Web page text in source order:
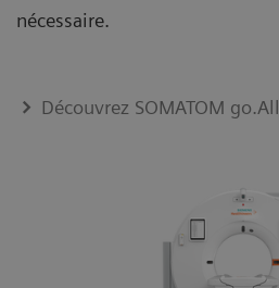
nécessaire.
Découvrez SOMATOM go.All